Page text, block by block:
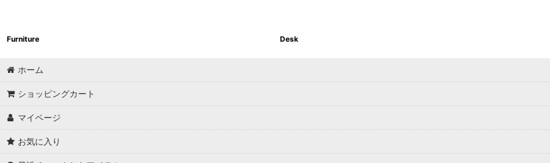
Furniture Desk
ホーム
ショッピングカート
マイページ
お気に入り